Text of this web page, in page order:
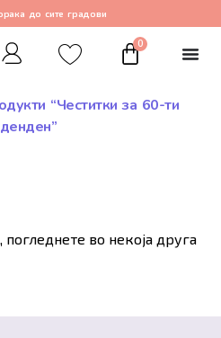
до сите градови
0
“Честитки за 60-ти
во некоја друга